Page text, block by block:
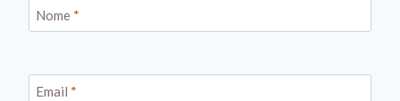
Nome *
Email *